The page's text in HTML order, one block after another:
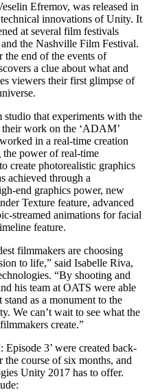
Spielen
Efremov, was released in
innovations of Unity. It
at several film festivals
the Nashville Film Festival.
end of the events of
a clue about what and
viewers their first glimpse of
that experiments with the
work on the ‘ADAM’
in a real-time creation
power of real-time
create photorealistic graphics
achieved through a
end graphics power, new
Texture feature, advanced
streamed animations for facial
feature.
filmmakers are choosing
to life,” said Isabelle Riva,
“By shooting and
his team at OATS were able
as a monument to the
We can’t wait to see what the
create.”
3’ were created back-
course of six months, and
Unity 2017 has to offer.